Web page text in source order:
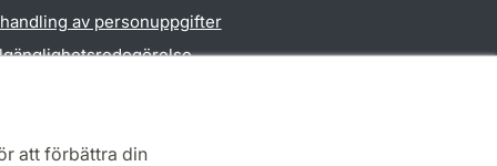
att förbättra din
av personuppgifter